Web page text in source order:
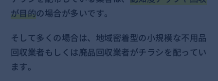
が目的の場合が多いです。
そして多くの場合は、地域密着型の小規模な不用品
回収業者もしくは廃品回収業者がチラシを配ってい
ます。